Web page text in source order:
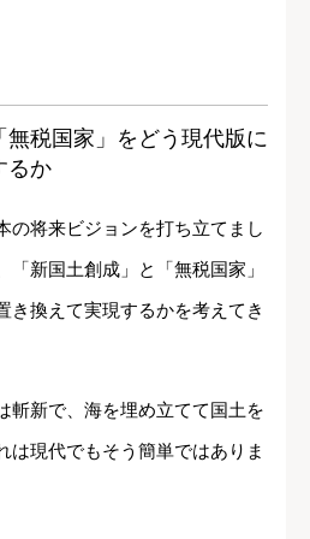
無税国家」をどう現代版に
るか
の将来ビジョンを打ち立てまし
「新国土創成」と「無税国家」
き換えて実現するかを考えてき
斬新で、海を埋め立てて国土を
は現代でもそう簡単ではありま